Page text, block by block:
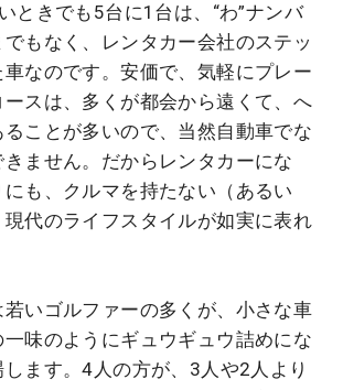
ときでも5台に1台は、“わ”ナンバ
もなく、レンタカー会社のステッ
なのです。安価で、気軽にプレー
スは、多くが都会から遠くて、へ
ことが多いので、当然自動車でな
ません。だからレンタカーにな
も、クルマを持たない（あるい
代のライフスタイルが如実に表れ
いゴルファーの多くが、小さな車
味のようにギュウギュウ詰めにな
ます。4人の方が、3人や2人より